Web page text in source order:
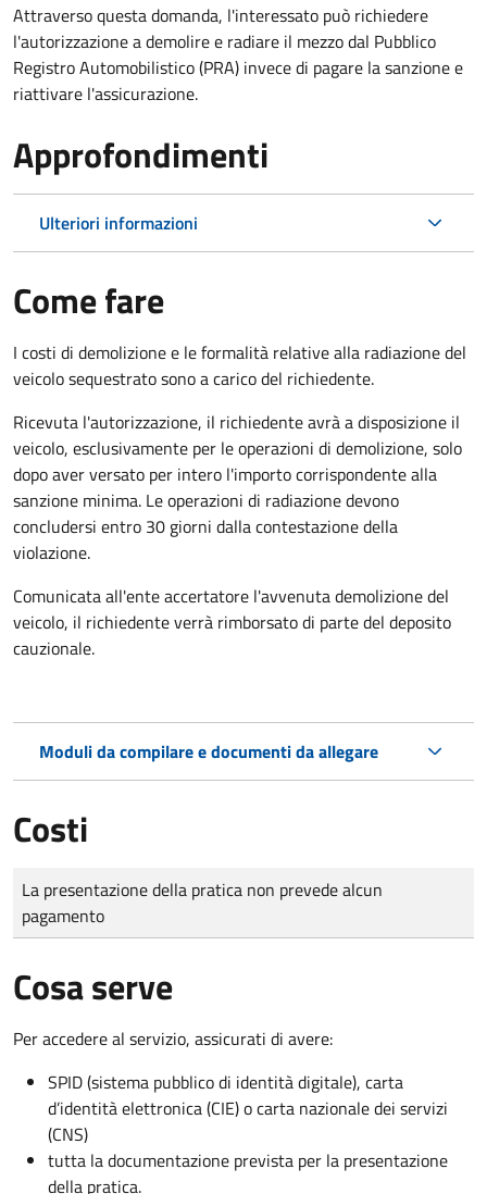
Attraverso questa domanda, l'interessato può richiedere
l'autorizzazione a demolire e radiare il mezzo dal Pubblico
Registro Automobilistico (PRA) invece di pagare la sanzione e
riattivare l'assicurazione.
Approfondimenti
Ulteriori informazioni
Come fare
I costi di demolizione e le formalità relative alla radiazione del
veicolo sequestrato sono a carico del richiedente.
Ricevuta l'autorizzazione, il richiedente avrà a disposizione il
veicolo, esclusivamente per le operazioni di demolizione, solo
dopo aver versato per intero l'importo corrispondente alla
sanzione minima. Le operazioni di radiazione devono
concludersi entro 30 giorni dalla contestazione della
violazione.
Comunicata all'ente accertatore l'avvenuta demolizione del
veicolo, il richiedente verrà rimborsato di parte del deposito
cauzionale.
Moduli da compilare e documenti da allegare
Costi
Tipo di pagamento
Importo
La presentazione della pratica non prevede alcun
pagamento
Cosa serve
Per accedere al servizio, assicurati di avere:
SPID (sistema pubblico di identità digitale), carta
d’identità elettronica (CIE) o carta nazionale dei servizi
(CNS)
tutta la documentazione prevista per la presentazione
della pratica.